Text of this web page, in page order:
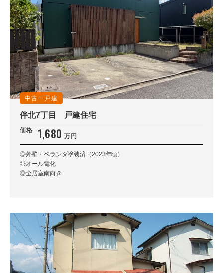
中古一戸建
伴北7丁目 戸建住宅
価格 1,680 万円
◎外壁・ベランダ塗装済（2023年頃）
◎オール電化
◎全居室南向き